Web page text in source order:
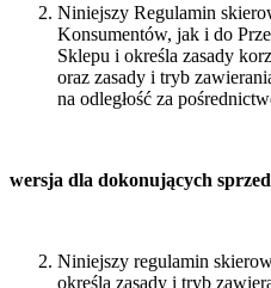
Niniejszy Regulamin
Konsumentów, jak i do
Sklepu i określa zasady
oraz zasady i tryb
na odległość za
wersja dla dokonujących
Niniejszy regulamin
określa zasady i tryb